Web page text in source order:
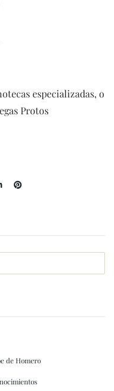
especializadas, o
Protos
de Homero